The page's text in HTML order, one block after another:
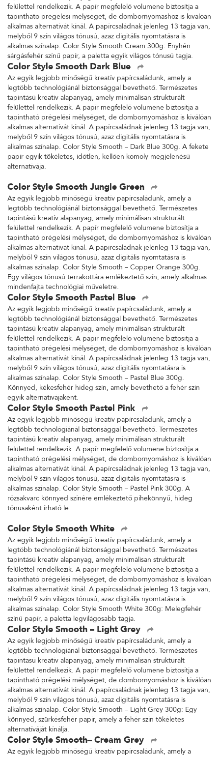
felülettel rendelkezik. A papír megfelelő volumene biztosítja a
tapintható prégelési mélységet, de dombornyomáshoz is kiválóan
alkalmas alternatívát kínál. A papírcsaládnak jelenleg 13 tagja van,
melyből 9 szín világos tónusú, azaz digitális nyomtatásra is
alkalmas színalap. Color Style Smooth Cream 300g: Enyhén
sárgásfehér színű papír, a paletta egyik világos tónusú tagja.
Color Style Smooth Dark Blue
Az egyik legjobb minőségű kreatív papírcsaládunk, amely a
legtöbb technológiánál biztonsággal bevethető. Természetes
tapintású kreatív alapanyag, amely minimálisan strukturált
felülettel rendelkezik. A papír megfelelő volumene biztosítja a
tapintható prégelési mélységet, de dombornyomáshoz is kiválóan
alkalmas alternatívát kínál. A papírcsaládnak jelenleg 13 tagja van,
melyből 9 szín világos tónusú, azaz digitális nyomtatásra is
alkalmas színalap. Color Style Smooth – Dark Blue 300g. A fekete
papír egyik tökéletes, időtlen, kellően komoly megjelenésű
alternatívája.
Color Style Smooth Jungle Green
Az egyik legjobb minőségű kreatív papírcsaládunk, amely a
legtöbb technológiánál biztonsággal bevethető. Természetes
tapintású kreatív alapanyag, amely minimálisan strukturált
felülettel rendelkezik. A papír megfelelő volumene biztosítja a
tapintható prégelési mélységet, de dombornyomáshoz is kiválóan
alkalmas alternatívát kínál. A papírcsaládnak jelenleg 13 tagja van,
melyből 9 szín világos tónusú, azaz digitális nyomtatásra is
alkalmas színalap. Color Style Smooth – Copper Orange 300g.
Egy világos tónusú terrakottára emlékeztető szín, amely alkalmas
mindenfajta technológiai műveletre.
Color Style Smooth Pastel Blue
Az egyik legjobb minőségű kreatív papírcsaládunk, amely a
legtöbb technológiánál biztonsággal bevethető. Természetes
tapintású kreatív alapanyag, amely minimálisan strukturált
felülettel rendelkezik. A papír megfelelő volumene biztosítja a
tapintható prégelési mélységet, de dombornyomáshoz is kiválóan
alkalmas alternatívát kínál. A papírcsaládnak jelenleg 13 tagja van,
melyből 9 szín világos tónusú, azaz digitális nyomtatásra is
alkalmas színalap. Color Style Smooth – Pastel Blue 300g.
Könnyed, kékesfehér hideg szín, amely bevethető a fehér szín
egyik alternatívájaként.
Color Style Smooth Pastel Pink
Az egyik legjobb minőségű kreatív papírcsaládunk, amely a
legtöbb technológiánál biztonsággal bevethető. Természetes
tapintású kreatív alapanyag, amely minimálisan strukturált
felülettel rendelkezik. A papír megfelelő volumene biztosítja a
tapintható prégelési mélységet, de dombornyomáshoz is kiválóan
alkalmas alternatívát kínál. A papírcsaládnak jelenleg 13 tagja van,
melyből 9 szín világos tónusú, azaz digitális nyomtatásra is
alkalmas színalap. Color Style Smooth – Pastel Pink 300g. A
rózsakvarc könnyed színére emlékeztető pihekönnyű, hideg
tónusaként írható le.
Color Style Smooth White
Az egyik legjobb minőségű kreatív papírcsaládunk, amely a
legtöbb technológiánál biztonsággal bevethető. Természetes
tapintású kreatív alapanyag, amely minimálisan strukturált
felülettel rendelkezik. A papír megfelelő volumene biztosítja a
tapintható prégelési mélységet, de dombornyomáshoz is kiválóan
alkalmas alternatívát kínál. A papírcsaládnak jelenleg 13 tagja van,
melyből 9 szín világos tónusú, azaz digitális nyomtatásra is
alkalmas színalap. Color Style Smooth White 300g: Melegfehér
színű papír, a paletta legvilágosabb tagja.
Color Style Smooth – Light Grey
Az egyik legjobb minőségű kreatív papírcsaládunk, amely a
legtöbb technológiánál biztonsággal bevethető. Természetes
tapintású kreatív alapanyag, amely minimálisan strukturált
felülettel rendelkezik. A papír megfelelő volumene biztosítja a
tapintható prégelési mélységet, de dombornyomáshoz is kiválóan
alkalmas alternatívát kínál. A papírcsaládnak jelenleg 13 tagja van,
melyből 9 szín világos tónusú, azaz digitális nyomtatásra is
alkalmas színalap. Color Style Smooth – Light Grey 300g: Egy
könnyed, szürkésfehér papír, amely a fehér szín tökéletes
alternatíváját kínálja.
Color Style Smooth– Cream Grey
Az egyik legjobb minőségű kreatív papírcsaládunk, amely a